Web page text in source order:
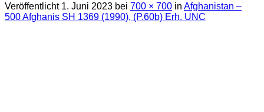
Veröffentlicht 1. Juni 2023 bei 700 × 700 in Afghanistan –
500 Afghanis SH 1369 (1990), (P.60b) Erh. UNC